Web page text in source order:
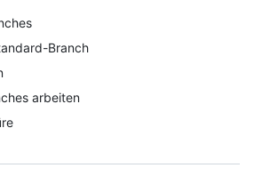
Branch
arbeiten